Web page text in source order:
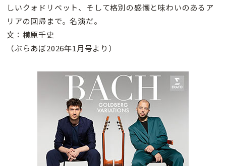
しいクォドリベット、そして格別の感懐と味わいのあるア
リアの回帰まで。名演だ。
文：横原千史
（ぶらあぼ2026年1月号より）